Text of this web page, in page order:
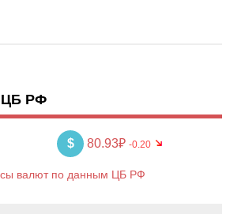
ЦБ РФ
$ 80.93₽ -0.20
валют по данным ЦБ РФ